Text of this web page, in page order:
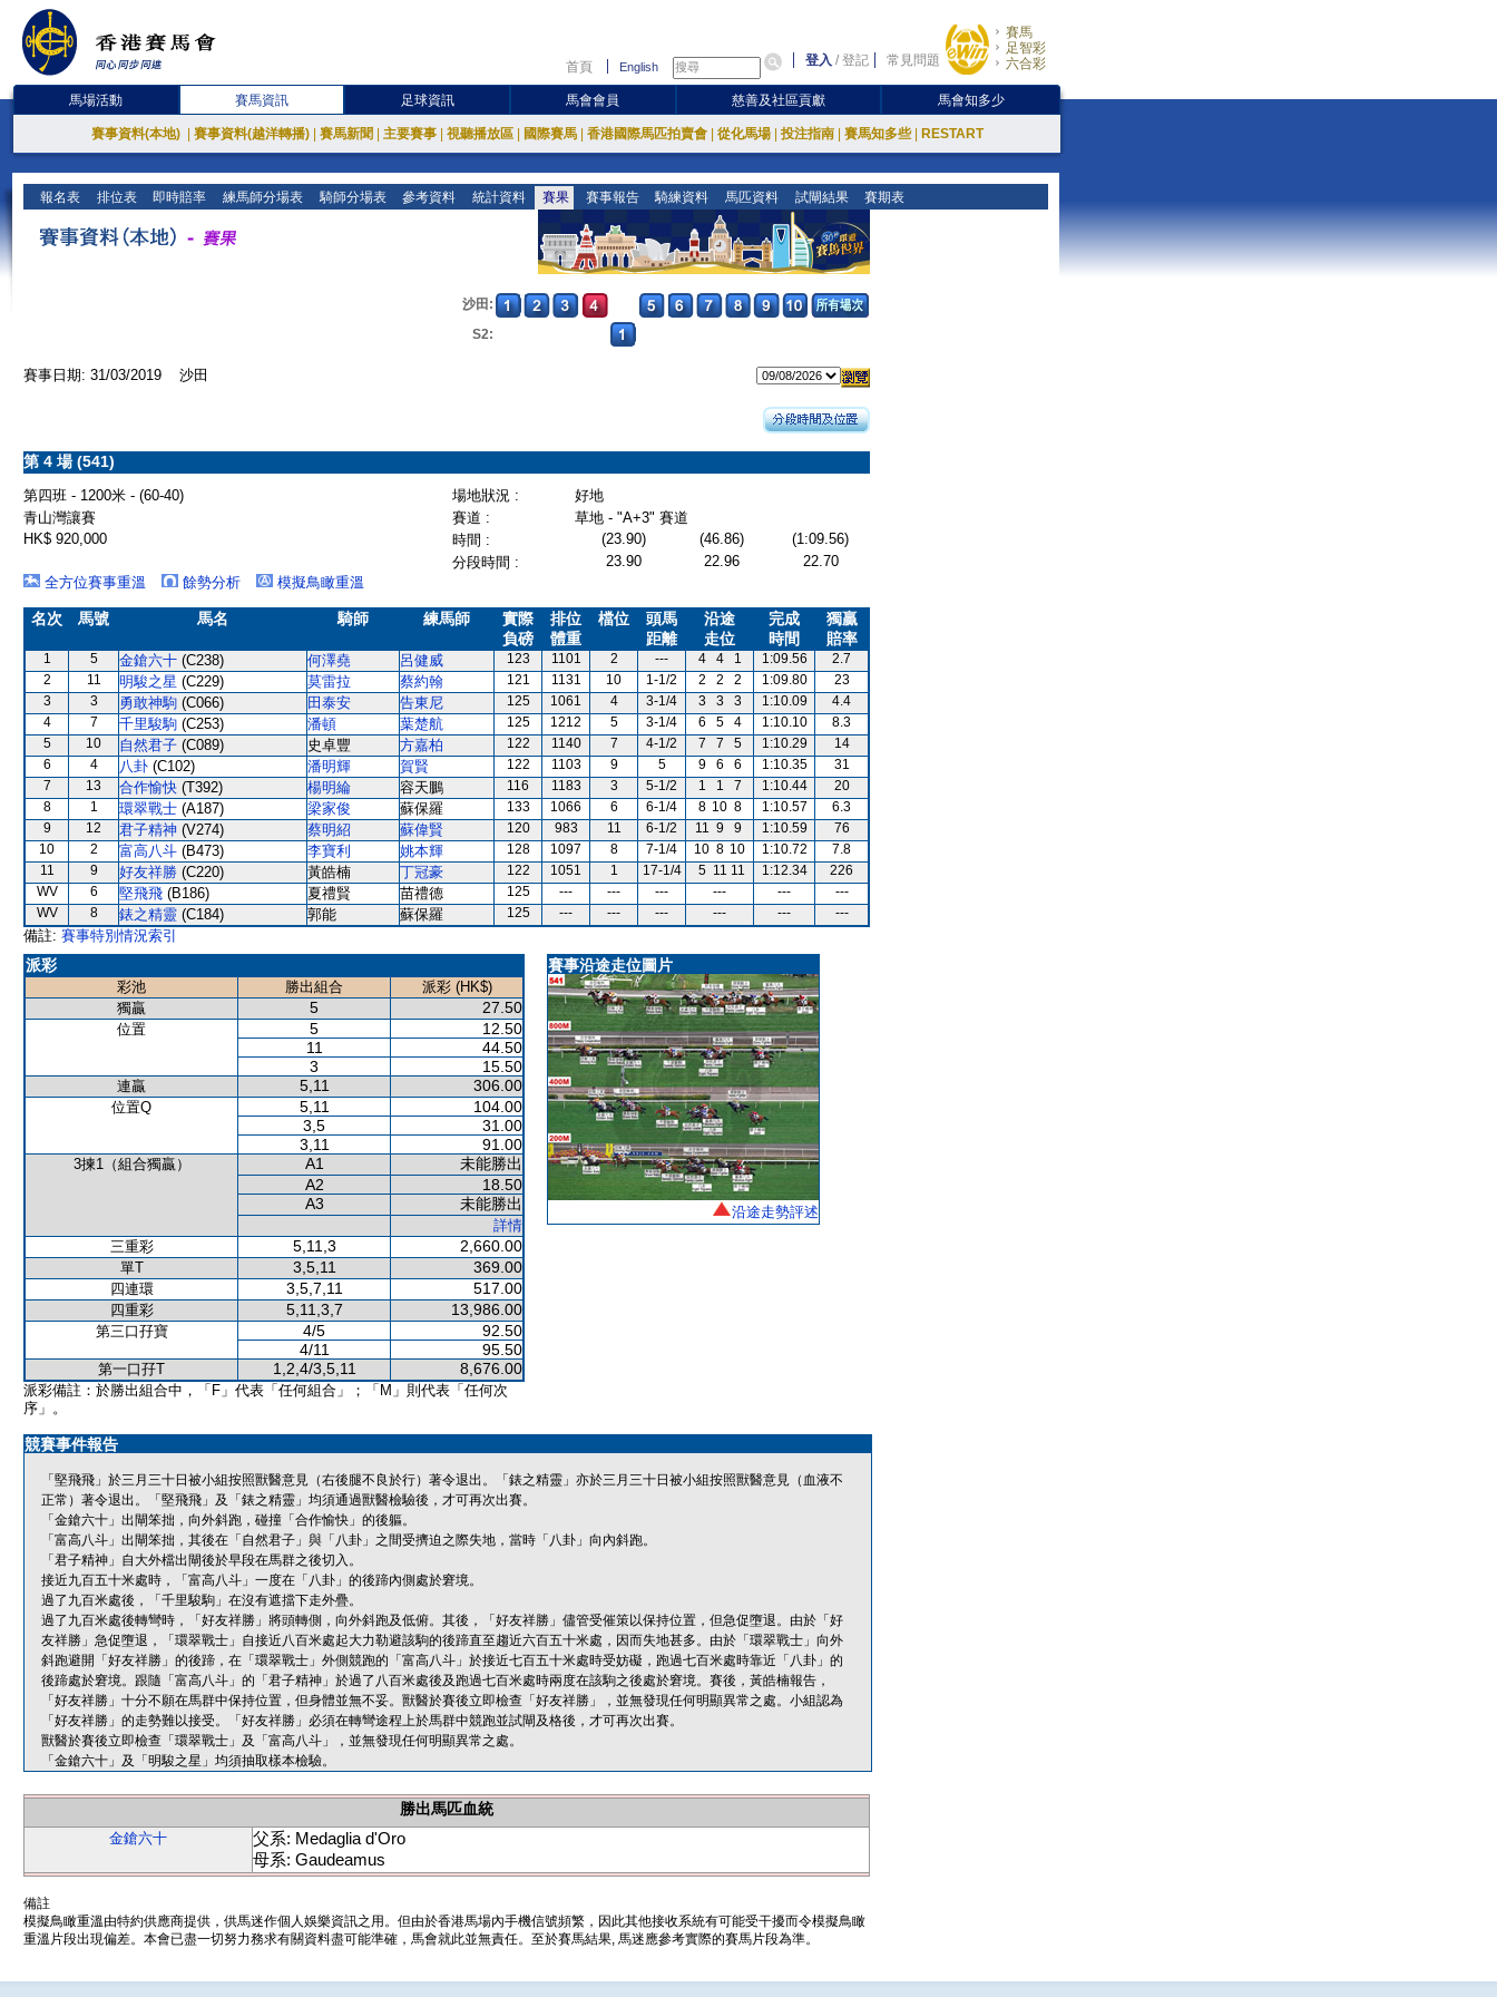
首頁 English 登入 /登記 常見問題
賽馬
足智彩
六合彩
馬場活動 賽馬資訊 足球資訊 馬會會員 慈善及社區貢獻 馬會知多少
賽事資料(本地) 賽事資料(越洋轉播) 賽馬新聞 主要賽事 視聽播放區 國際賽馬 香港國際馬匹拍賣會 從化馬場 投注指南 賽馬知多些 RESTART
報名表 排位表 即時賠率 練馬師分場表 騎師分場表 參考資料 統計資料 賽果 賽事報告 騎練資料 馬匹資料 試閘結果 賽期表
沙田:
S2:
賽事日期: 31/03/2019 沙田
第 4 場 (541)
第四班 - 1200米 - (60-40) 場地狀況 :
好地
青山灣讓賽
賽道 :
草地 - "A+3" 賽道
HK$ 920,000
時間 : (23.90) (46.86)
(1:09.56)
分段時間 :
23.90 22.96
22.70
全方位賽事重溫
餘勢分析 模擬鳥瞰重溫
名次 馬號 馬名 騎師 練馬師
實際
負磅
排位
體重
檔位
頭馬
距離
沿途
走位
完成
時間
獨贏
賠率
1 5 金鎗六十 (C238) 何澤堯 呂健威 123 1101 2 --- 4 4 1 1:09.56
2.7
2
11 明駿之星 (C229) 莫雷拉 蔡約翰 121 1131 10 1-1/2 2 2 2 1:09.80
23
3
3 勇敢神駒 (C066) 田泰安 告東尼 125 1061 4 3-1/4 3 3 3 1:10.09
4.4
4
7 千里駿駒 (C253) 潘頓 葉楚航 125 1212 5 3-1/4 6 5 4 1:10.10
8.3
5
10 自然君子 (C089) 史卓豐 方嘉柏 122 1140 7 4-1/2 7 7 5 1:10.29
14
6
4 八卦 (C102) 潘明輝 賀賢 122 1103 9 5 9 6 6 1:10.35
31
7
13 合作愉快 (T392) 楊明綸 容天鵬 116 1183 3 5-1/2 1 1 7 1:10.44
20
8
1 環翠戰士 (A187) 梁家俊 蘇保羅 133 1066 6 6-1/4 8 10 8 1:10.57
6.3
9
12 君子精神 (V274) 蔡明紹 蘇偉賢 120 983 11 6-1/2 11 9 9 1:10.59
76
10
2 富高八斗 (B473) 李寶利 姚本輝 128 1097 8 7-1/4 10 8 10 1:10.72
7.8
11
9 好友祥勝 (C220) 黃皓楠 丁冠豪 122 1051 1 17-1/4 5 11 11 1:12.34
226
WV
6 堅飛飛 (B186) 夏禮賢 苗禮德 125 --- --- --- --- ---
---
WV
8 錶之精靈 (C184) 郭能 蘇保羅 125 --- --- --- --- --- ---
備註: 賽事特別情況索引
派彩
彩池 勝出組合
派彩 (HK$)
獨贏
5 27.50
位置 5
12.50
11
44.50
3
15.50
連贏 5,11 306.00
位置Q 5,11
104.00
3,5
31.00
3,11
91.00
3揀1（組合獨贏） A1
未能勝出
A2
18.50
A3
未能勝出
詳情
三重彩
5,11,3 2,660.00
單T 3,5,11 369.00
四連環 3,5,7,11 517.00
四重彩 5,11,3,7 13,986.00
第三口孖寶 4/5
92.50
4/11
95.50
第一口孖T 1,2,4/3,5,11 8,676.00
派彩備註：於勝出組合中，「F」代表「任何組合」；「M」則代表「任何次
序」。
賽事沿途走位圖片
沿途走勢評述
競賽事件報告
「堅飛飛」於三月三十日被小組按照獸醫意見（右後腿不良於行）著令退出。「錶之精靈」亦於三月三十日被小組按照獸醫意見（血液不
正常）著令退出。「堅飛飛」及「錶之精靈」均須通過獸醫檢驗後，才可再次出賽。
「金鎗六十」出閘笨拙，向外斜跑，碰撞「合作愉快」的後軀。
「富高八斗」出閘笨拙，其後在「自然君子」與「八卦」之間受擠迫之際失地，當時「八卦」向內斜跑。
「君子精神」自大外檔出閘後於早段在馬群之後切入。
接近九百五十米處時，「富高八斗」一度在「八卦」的後蹄內側處於窘境。
過了九百米處後，「千里駿駒」在沒有遮擋下走外疊。
過了九百米處後轉彎時，「好友祥勝」將頭轉側，向外斜跑及低俯。其後，「好友祥勝」儘管受催策以保持位置，但急促墮退。由於「好
友祥勝」急促墮退，「環翠戰士」自接近八百米處起大力勒避該駒的後蹄直至趨近六百五十米處，因而失地甚多。由於「環翠戰士」向外
斜跑避開「好友祥勝」的後蹄，在「環翠戰士」外側競跑的「富高八斗」於接近七百五十米處時受妨礙，跑過七百米處時靠近「八卦」的
後蹄處於窘境。跟隨「富高八斗」的「君子精神」於過了八百米處後及跑過七百米處時兩度在該駒之後處於窘境。賽後，黃皓楠報告，
「好友祥勝」十分不願在馬群中保持位置，但身體並無不妥。獸醫於賽後立即檢查「好友祥勝」，並無發現任何明顯異常之處。小組認為
「好友祥勝」的走勢難以接受。「好友祥勝」必須在轉彎途程上於馬群中競跑並試閘及格後，才可再次出賽。
獸醫於賽後立即檢查「環翠戰士」及「富高八斗」，並無發現任何明顯異常之處。
「金鎗六十」及「明駿之星」均須抽取樣本檢驗。
勝出馬匹血統
金鎗六十
父系: Medaglia d'Oro
母系: Gaudeamus
備註
模擬鳥瞰重溫由特約供應商提供，供馬迷作個人娛樂資訊之用。但由於香港馬場內手機信號頻繁，因此其他接收系統有可能受干擾而令模擬鳥瞰
重溫片段出現偏差。本會已盡一切努力務求有關資料盡可能準確，馬會就此並無責任。至於賽馬結果, 馬迷應參考實際的賽馬片段為準。